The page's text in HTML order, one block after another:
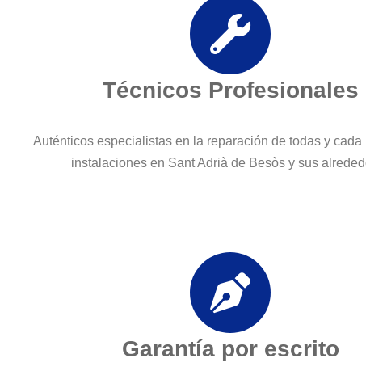
Técnicos Profesionales
Auténticos especialistas en la reparación de todas y cada
instalaciones en Sant Adrià de Besòs y sus
Garantía por escrito